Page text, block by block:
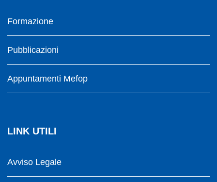
Formazione
Pubblicazioni
Appuntamenti Mefop
LINK UTILI
Avviso Legale